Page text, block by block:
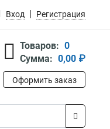
Вход Регистрация
Товаров: 0
Сумма: 0,00 ₽
Оформить заказ